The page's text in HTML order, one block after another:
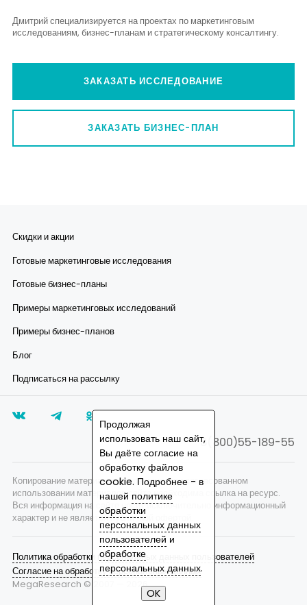
Дмитрий специализируется на проектах по маркетинговым
исследованиям, бизнес-планам и стратегическому консалтингу.
ЗАКАЗАТЬ ИССЛЕДОВАНИЕ
ЗАКАЗАТЬ БИЗНЕС-ПЛАН
Скидки и акции
Готовые маркетинговые исследования
Готовые бизнес-планы
Примеры маркетинговых исследований
Примеры бизнес-планов
Блог
Подписаться на рассылку
8(800)55-189-55
Политика обработки персональных данных пользователей
Согласие на обработку персональных данных
MegaResearch © 2007 —
2026
Копирование материалов запрещено, при согласованном
использовании материалов сайта необходима ссылка на ресурс.
Вся информация на сайте носит исключительно информационный
характер и не является публичной офертой.
Продолжая
использовать наш сайт,
Вы даёте согласие на
обработку файлов
cookie. Подробнее - в
нашей политике
обработки
персональных данных
пользователей и
обработке
персональных данных.